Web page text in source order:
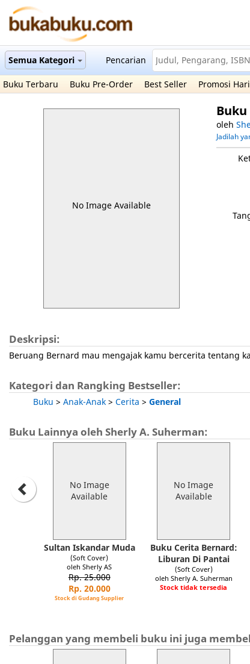
Semua Kategori Pencarian
Buku Terbaru
Buku Pre-Order Best Seller Promosi
No Image Available
oleh
Jadilah
Deskripsi:
Beruang Bernard mau mengajak kamu bercerita tentang
Kategori dan Rangking Bestseller:
Buku > Anak-Anak > Cerita > General
Buku Lainnya oleh Sherly A. Suherman:
No Image
Available
Sultan Iskandar Muda
(Soft Cover)
oleh Sherly AS
Rp. 25.000
Rp. 20.000
Stock di Gudang Supplier
No Image
Available
Buku Cerita Bernard:
Liburan Di Pantai
(Soft Cover)
oleh Sherly A. Suherman
Stock tidak tersedia
Pelanggan yang membeli buku ini juga